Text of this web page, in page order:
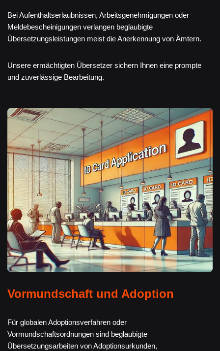
Bei Aufenthaltserlaubnissen, Arbeitsgenehmigungen oder
Meldebescheinigungen verlangen beglaubigte
Übersetzungsleistungen meist die Anerkennung von Ämtern.
Unsere ermächtigten Übersetzer sichern Ihnen eine prompte
und zuverlässige Bearbeitung.
Vormundschaft und Adoption
Für globalen Adoptionsverfahren oder
Vormundschaftsordnungen sind beglaubigte
Übersetzungsarbeiten von Adoptionsurkunden,